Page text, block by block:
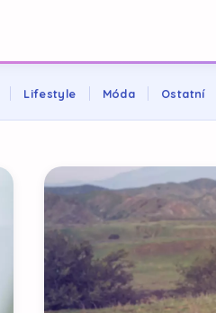
Lifestyle Móda Ostatní